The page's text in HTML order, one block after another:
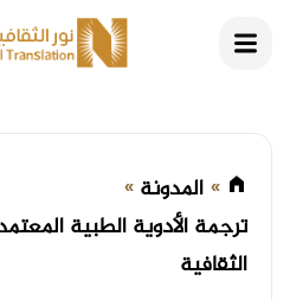
المدونة
ترجمة الأدوية الطبية
الثقافية